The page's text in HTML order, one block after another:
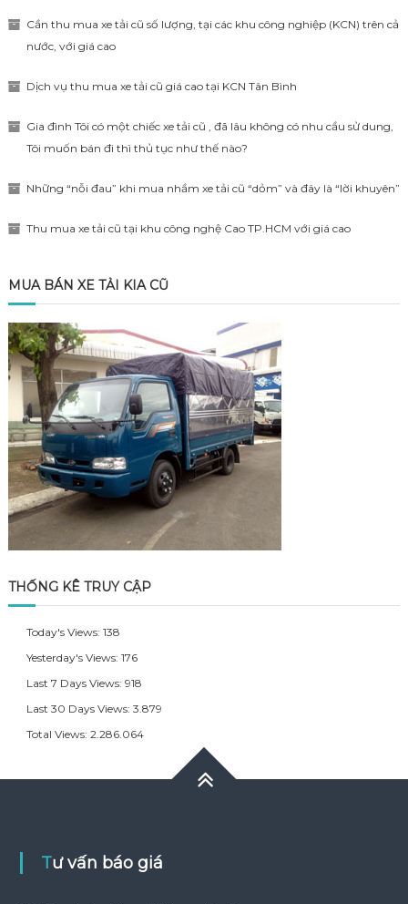
Cần thu mua xe tải cũ số lượng, tại các khu công nghiệp (KCN) trên cả
nước, với giá cao
Dịch vụ thu mua xe tải cũ giá cao tại KCN Tân Bình
Gia đình Tôi có một chiếc xe tải cũ , đã lâu không có nhu cầu sử dung,
Tôi muốn bán đi thì thủ tục như thế nào?
Những “nỗi đau” khi mua nhầm xe tải cũ “dỏm” và đây là “lời khuyên”
Thu mua xe tải cũ tại khu công nghệ Cao TP.HCM với giá cao
MUA BÁN XE TẢI KIA CŨ
THỐNG KÊ TRUY CẬP
Today's Views: 138
Yesterday's Views: 176
Last 7 Days Views: 918
Last 30 Days Views: 3.879
Total Views: 2.286.064
Tư vấn báo giá